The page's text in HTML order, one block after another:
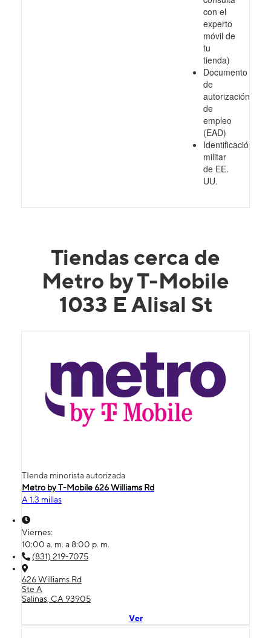
con el
experto
móvil de
tu
tienda)
Documento
de
autorización
de
empleo
(EAD)
Identificación
militar
de EE.
UU.
Tiendas cerca de
Metro by T-Mobile
1033 E Alisal St
TIenda minorista autorizada
Metro by T-Mobile 626 Williams Rd
A 1.3 millas
Viernes:
10:00 a. m. a 8:00 p. m.
(831) 219-7075
626 Williams Rd
Ste A
Salinas, CA 93905
Ver